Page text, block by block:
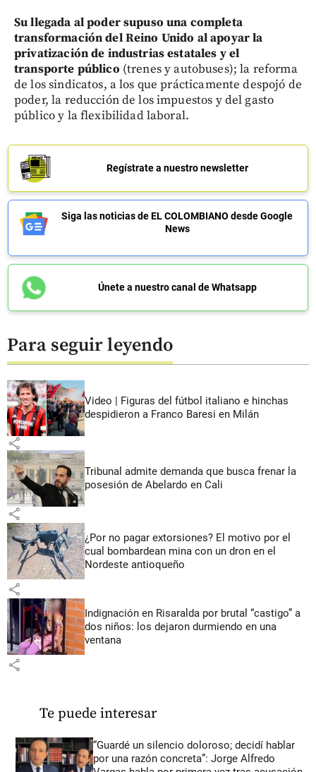
Su llegada al poder supuso una completa
transformación del Reino Unido al apoyar la
privatización de industrias estatales y el
transporte público (trenes y autobuses); la reforma
de los sindicatos, a los que prácticamente despojó de
poder, la reducción de los impuestos y del gasto
público y la flexibilidad laboral.
Regístrate a nuestro newsletter
Siga las noticias de EL COLOMBIANO desde Google
News
Únete a nuestro canal de Whatsapp
Para seguir leyendo
Video | Figuras del fútbol italiano e hinchas
despidieron a Franco Baresi en Milán
share
Tribunal admite demanda que busca frenar la
posesión de Abelardo en Cali
share
¿Por no pagar extorsiones? El motivo por el
cual bombardean mina con un dron en el
Nordeste antioqueño
share
Indignación en Risaralda por brutal “castigo” a
dos niños: los dejaron durmiendo en una
ventana
share
Te puede interesar
“Guardé un silencio doloroso; decidí hablar
por una razón concreta”: Jorge Alfredo